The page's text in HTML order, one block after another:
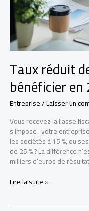
Taux réduit
bénéficier en
Entreprise/Laisser un
Vous recevez la liasse
s’impose : votre
les sociétés à 15 %, ou
de 25 % ? La différence
milliers d’euros de
Taux
Lire la suite »